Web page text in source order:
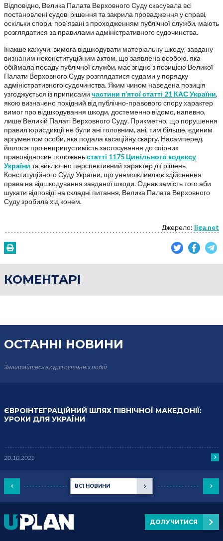
Відповідно, Велика Палата Верховного Суду скасувала всі
постановлені судові рішення та закрила провадження у справі,
оскільки спори, пов`язані з проходженням публічної служби, мають
розглядатися за правилами адміністративного судочинства.
Інакше кажучи, вимога відшкодувати матеріальну шкоду, завдану
визнаним неконституційним актом, що заявлена особою, яка
обіймала посаду публічної служби, має згідно з позицією Великої
Палати Верховного Суду розглядатися судами у порядку
адміністративного судочинства. Яким чином наведена позиція
узгоджується із приписами частини п’ятої статті 21 КАС України,
якою визначено похідний від публічно-правового спору характер
вимог про відшкодування шкоди, достеменно відомо, напевно,
лише Великій Палаті Верховного Суду. Прикметно, що порушення
правил юрисдикції не були ані головним, ані, тим більше, єдиним
аргументом особи, яка подала касаційну скаргу. Насамперед,
йшлося про неприпустимість застосування до спірних
правовідносин положеньстатті 1175 Цивільного кодексу
України та виключно перспективний характер дії рішень
Конституційного Суду України, що унеможливлює здійснення
права на відшкодування завданої шкоди. Однак замість того аби
шукати відповіді на складні питання, Велика Палата Верховного
Суду зробила хід конем.
Джерело: liga.net
КОМЕНТАРІ
ОСТАННІ НОВИНИ
Залишайтесь в курсіостанніх подій
ВСІ НОВИНИ
ЄВРОІНТЕГРАЦІЙНИЙ ШЛЯХ ПІВНІЧНОЇ МАКЕДОНІЇ:
УРОКИ ДЛЯ УКРАЇНИ
20.10.2025
ДОЛУЧИТИСЯ